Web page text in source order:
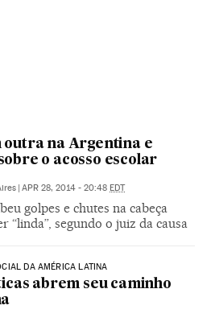
outra na Argentina e
o acosso escolar
APR 28, 2014 - 20:48 EDT
golpes e chutes na cabeça
“linda”, segundo o juiz da causa
DA AMÉRICA LATINA
abrem seu caminho